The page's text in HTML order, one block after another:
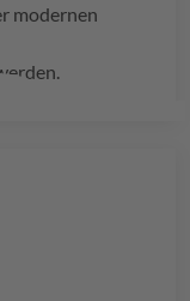
modernen